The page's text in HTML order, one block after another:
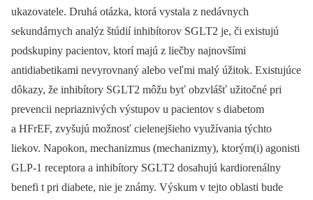
ukazovatele. Druhá otázka, ktorá vystala z nedávnych
sekundárnych analýz štúdií inhibítorov SGLT2 je, či existujú
podskupiny pacientov, ktorí majú z liečby najnovšími
antidiabetikami nevyrovnaný alebo veľmi malý úžitok. Existujúce
dôkazy, že inhibítory SGLT2 môžu byť obzvlášť užitočné pri
prevencii nepriaznivých výstupov u pacientov s diabetom
a HFrEF, zvyšujú možnosť cielenejšieho využívania týchto
liekov. Napokon, mechanizmus (mechanizmy), ktorým(i) agonisti
GLP-1 receptora a inhibítory SGLT2 dosahujú kardiorenálny
benefi t pri diabete, nie je známy. Výskum v tejto oblasti bude